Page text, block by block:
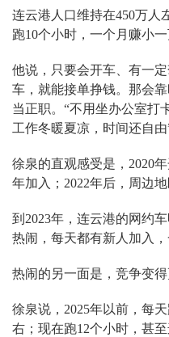
连云港人口维持在450万人
跑10个小时，一个月赚小
他说，只要会开车、有一
车，就能接单挣钱。那会
当正职。“不用坐办公室打
工作冬暖夏凉，时间还自由
徐泉的直观感受是，2020
年加入；2022年后，周边
到2023年，连云港的网约
热闹，每天都有新人加入，
热闹的另一面是，竞争变得
徐泉说，2025年以前，每
右；现在跑12个小时，甚